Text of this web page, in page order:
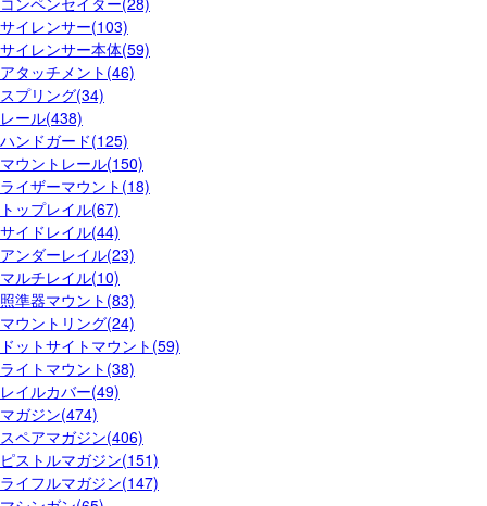
サイレンサー(103)
サイレンサー本体(59)
アタッチメント(46)
スプリング(34)
レール(438)
ハンドガード(125)
マウントレール(150)
ライザーマウント(18)
トップレイル(67)
サイドレイル(44)
アンダーレイル(23)
マルチレイル(10)
照準器マウント(83)
マウントリング(24)
ドットサイトマウント(59)
ライトマウント(38)
レイルカバー(49)
マガジン(474)
スペアマガジン(406)
ピストルマガジン(151)
ライフルマガジン(147)